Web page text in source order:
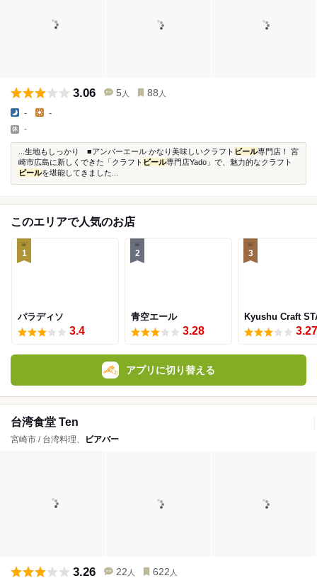
3.06 5 人 88 人
- -
-
...生地もしっかり ■アンバーエール かなり美味しいクラフト ビール専門店！ 宮
崎市広島に新しくできた「クラフト ビール専門店Yado」で、魅力的なクラフト
ビールを堪能してきました...
このエリアで人気のお店
1
パラディソ
3.4
2
青空エール
3.28
3
Kyushu Craft
3.27
アプリに切り替える
台湾食堂 Ten
宮崎市 / 台湾料理、 ビアバー
3.26 22 人 622 人